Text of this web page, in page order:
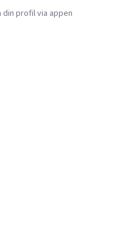
din profil via appen